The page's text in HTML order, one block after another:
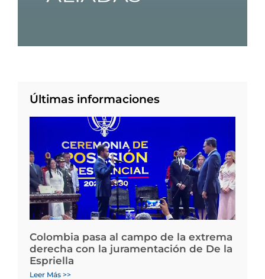
Últimas informaciones
Colombia pasa al campo de la extrema
derecha con la juramentación de De la
Espriella
Leer Más >>